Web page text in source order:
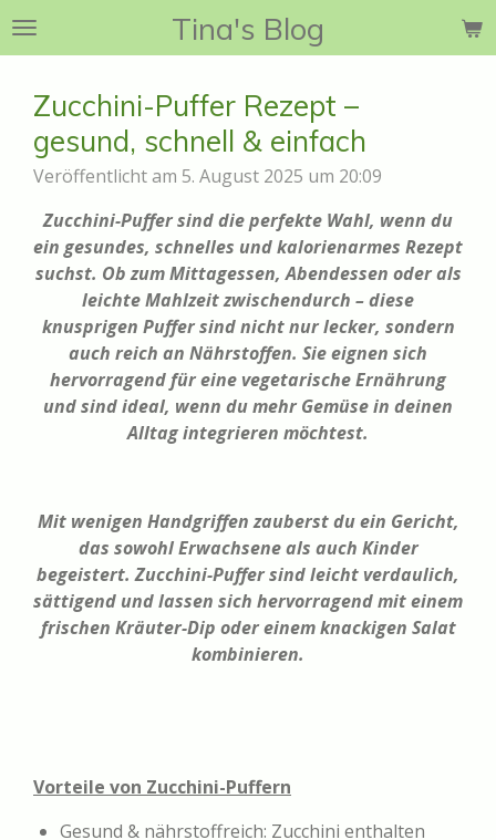
Zum
Tina's Blog
Zucchini-Puffer Rezept –
gesund, schnell & einfach
Veröffentlicht am 5. August 2025 um 20:09
Zucchini-Puffer sind die perfekte Wahl, wenn du
ein gesundes, schnelles und kalorienarmes Rezept
suchst. Ob zum Mittagessen, Abendessen oder als
leichte Mahlzeit zwischendurch – diese
knusprigen Puffer sind nicht nur lecker, sondern
auch reich an Nährstoffen. Sie eignen sich
hervorragend für eine vegetarische Ernährung
und sind ideal, wenn du mehr Gemüse in deinen
Alltag integrieren möchtest.
Mit wenigen Handgriffen zauberst du ein Gericht,
das sowohl Erwachsene als auch Kinder
begeistert. Zucchini-Puffer sind leicht verdaulich,
sättigend und lassen sich hervorragend mit einem
frischen Kräuter-Dip oder einem knackigen Salat
kombinieren.
Vorteile von Zucchini-Puffern
Gesund & nährstoffreich: Zucchini enthalten